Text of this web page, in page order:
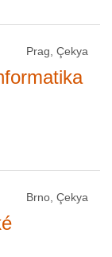
Prag, Çekya
Brno, Çekya